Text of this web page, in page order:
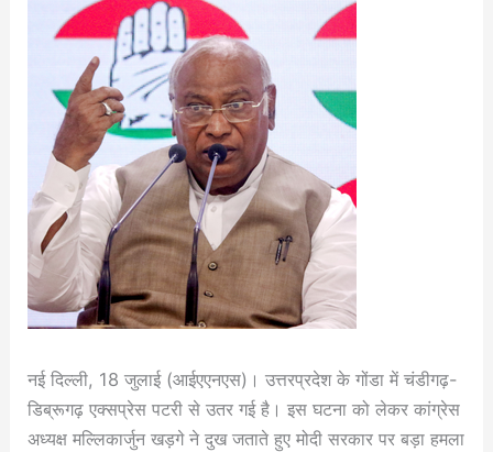
नई दिल्ली, 18 जुलाई (आईएएनएस)। उत्तरप्रदेश के गोंडा में चंडीगढ़-
डिब्रूगढ़ एक्सप्रेस पटरी से उतर गई है। इस घटना को लेकर कांग्रेस
अध्यक्ष मल्लिकार्जुन खड़गे ने दुख जताते हुए मोदी सरकार पर बड़ा हमला